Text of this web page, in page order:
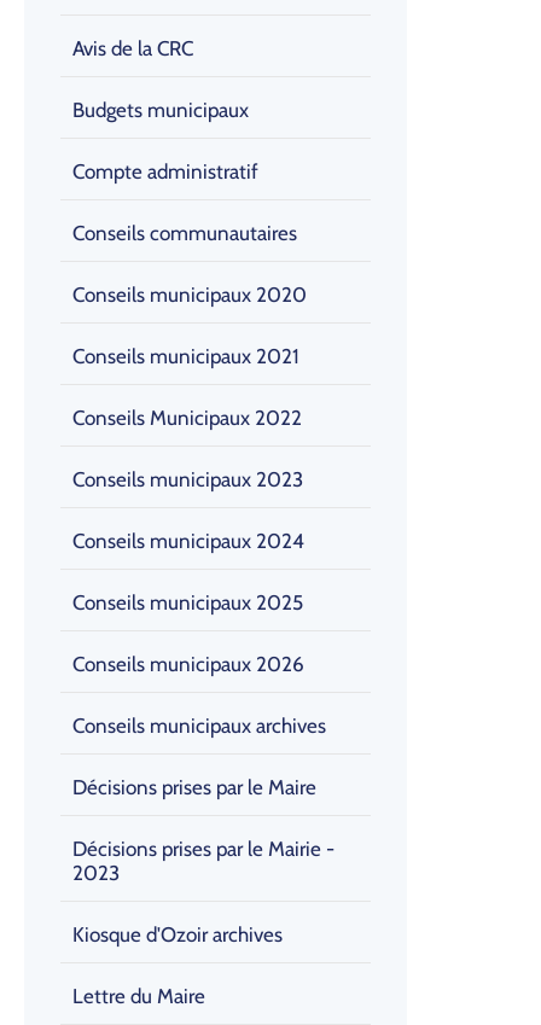
Avis de la CRC
Budgets municipaux
Compte administratif
Conseils communautaires
Conseils municipaux 2020
Conseils municipaux 2021
Conseils Municipaux 2022
Conseils municipaux 2023
Conseils municipaux 2024
Conseils municipaux 2025
Conseils municipaux 2026
Conseils municipaux archives
Décisions prises par le Maire
Décisions prises par le Mairie -
2023
Kiosque d'Ozoir archives
Lettre du Maire